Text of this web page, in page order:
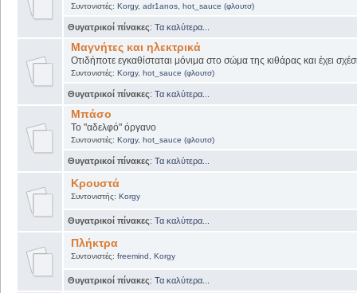
Συντονιστές: Korgy, adr1anos, hot_sauce (φλουτσ)
Θυγατρικοί πίνακες: Τα καλύτερα...
Μαγνήτες και ηλεκτρικά
Οτιδήποτε εγκαθίσταται μόνιμα στο σώμα της κιθάρας και έχει
Συντονιστές: Korgy, hot_sauce (φλουτσ)
Θυγατρικοί πίνακες: Τα καλύτερα...
Μπάσο
Το "αδελφό" όργανο
Συντονιστές: Korgy, hot_sauce (φλουτσ)
Θυγατρικοί πίνακες: Τα καλύτερα...
Κρουστά
Συντονιστής: Korgy
Θυγατρικοί πίνακες: Τα καλύτερα...
Πλήκτρα
Συντονιστές: freemind Korgy
Θυγατρικοί πίνακες: Τα καλύτερα...